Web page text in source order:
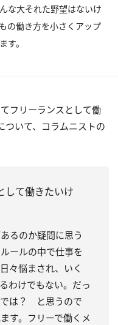
な大それた野望はないけ
の働き方を小さくアップ
す。
フリーランスとして働
いて、コラムニストの
して働きたいけ
るのか疑問に思う
ールの中で仕事を
々悩まされ、いく
わけでもない。だっ
では？ と思うので
す。フリーで働くメ